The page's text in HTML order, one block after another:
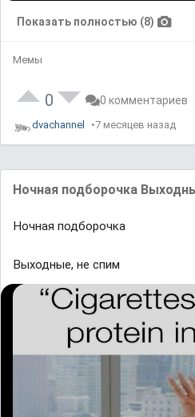
Показать полностью (8)
Мемы
0 0 комментариев
dvachannel 7 месяцев назад
Ночная подборочка
Ночная подборочка
Выходные, не спим